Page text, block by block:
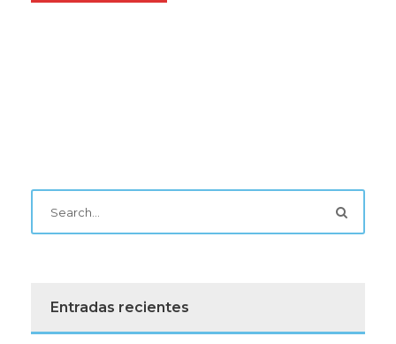
Entradas recientes